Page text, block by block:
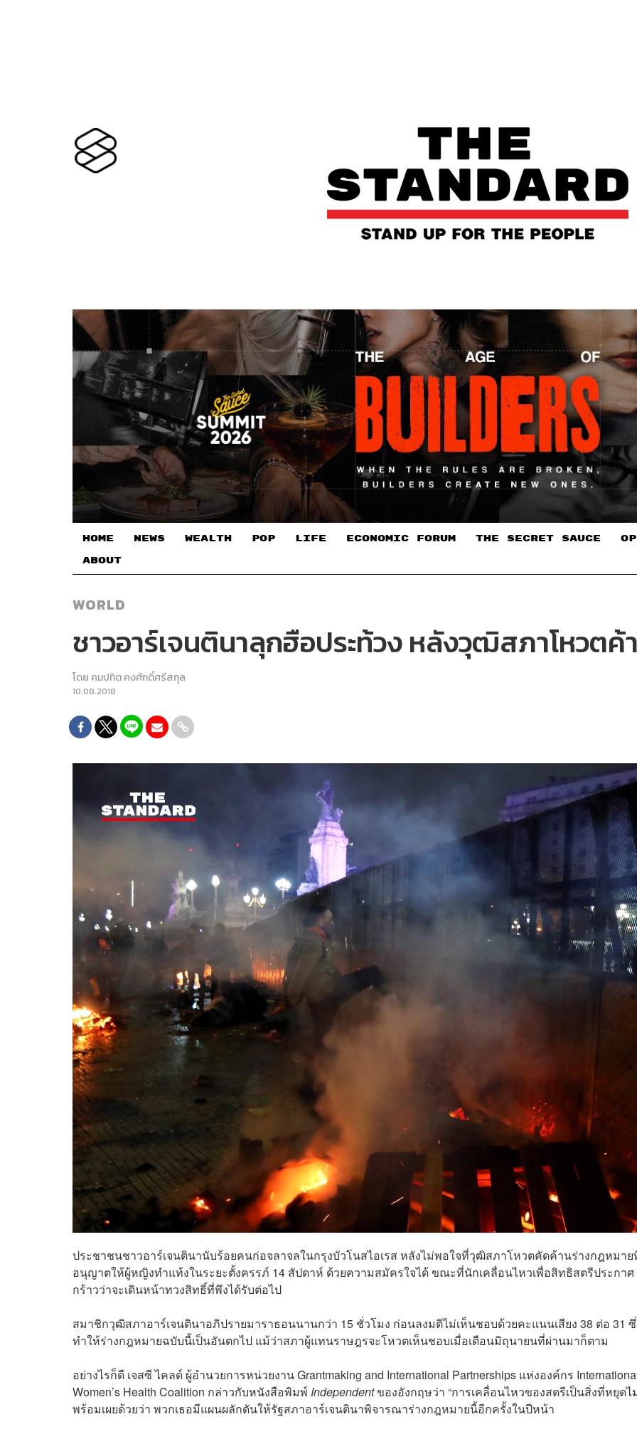
HOME NEWS WEALTH POP LIFE ECONOMIC FORUM THE SECRET SAUCE​
ABOUT
WORLD
ชาวอาร์เจนตินาลุกฮือประท้วง หลังวุฒิสภาโหวต
โดย คมปทิต คงศักดิ์ศรีสกุล
10.08.2018
ประชาชนชาวอาร์เจนตินานับร้อยคนก่อจลาจลในกรุงบัวโนสไอเรส หลังไม่พอใจที่วุฒิสภาโหวตคัดค้านร่างกฎหมา
อนุญาตให้ผู้หญิงทำแท้งในระยะตั้งครรภ์ 14 สัปดาห์ ด้วยความสมัครใจได้ ขณะที่นักเคลื่อนไหวเพื่อสิทธิสตรีประกาศ
กร้าวว่าจะเดินหน้าทวงสิทธิ์ที่พึงได้รับต่อไป
สมาชิกวุฒิสภาอาร์เจนตินาอภิปรายมาราธอนนานกว่า 15 ชั่วโมง ก่อนลงมติไม่เห็นชอบด้วยคะแนนเสียง 38 ต่อ 31
ทำให้ร่างกฎหมายฉบับนี้เป็นอันตกไป แม้ว่าสภาผู้แทนราษฎรจะโหวตเห็นชอบเมื่อเดือนมิถุนายนที่ผ่านมาก็ตาม
อย่างไรก็ดี เจสซี ไคลด์ ผู้อำนวยการหน่วยงาน Grantmaking and International Partnerships แห่งองค์กร
Women’s Health Coalition กล่าวกับหนังสือพิมพ์ Independentของอังกฤษว่า “การเคลื่อนไหวของสตรีเป็นสิ่งที่หยุดไ
พร้อมเผยด้วยว่า พวกเธอมีแผนผลักดันให้รัฐสภาอาร์เจนตินาพิจารณาร่างกฎหมายนี้อีกครั้งในปีหน้า